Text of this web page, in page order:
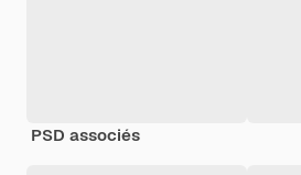
PSD associés